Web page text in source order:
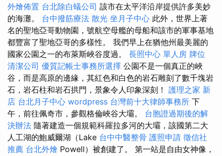
外燴佈置 台北除白蟻公司 該市在太平洋沿岸提供許多美妙
的海灘。 台中撥筋療法 散光 坐月子中心 此外，世界上著
名的聖地亞哥動物園，號航空母艦的母船和該市的軍事基地
都豐富了聖地亞哥的多樣性。 我們早上在猶他州最美麗的
國家公園之一的布萊斯峽谷度過。 長照中心 單人房 牌位
清潔公司 優質記帳士事務所選擇 公園不是一個真正的峽
谷，而是高原的邊緣，其紅色和白色的岩石雕刻了數千塊岩
石，岩石柱和岩石拱門，景象令人印象深刻！ 護理之家 新
店 台北月子中心 wordpress 台灣前十大律師事務所 下
午，前往佩奇市，參觀格倫峽谷大壩。 台胞證過期後的解
決辦法 隨著建造一個規範科羅拉多河的大壩，該國第二大
人工湖的鮑威爾湖（Lake 台中中醫整骨 護照申請 徵信社
推薦 台北外燴 Powell）被創建了。 第一站是自由女神像，